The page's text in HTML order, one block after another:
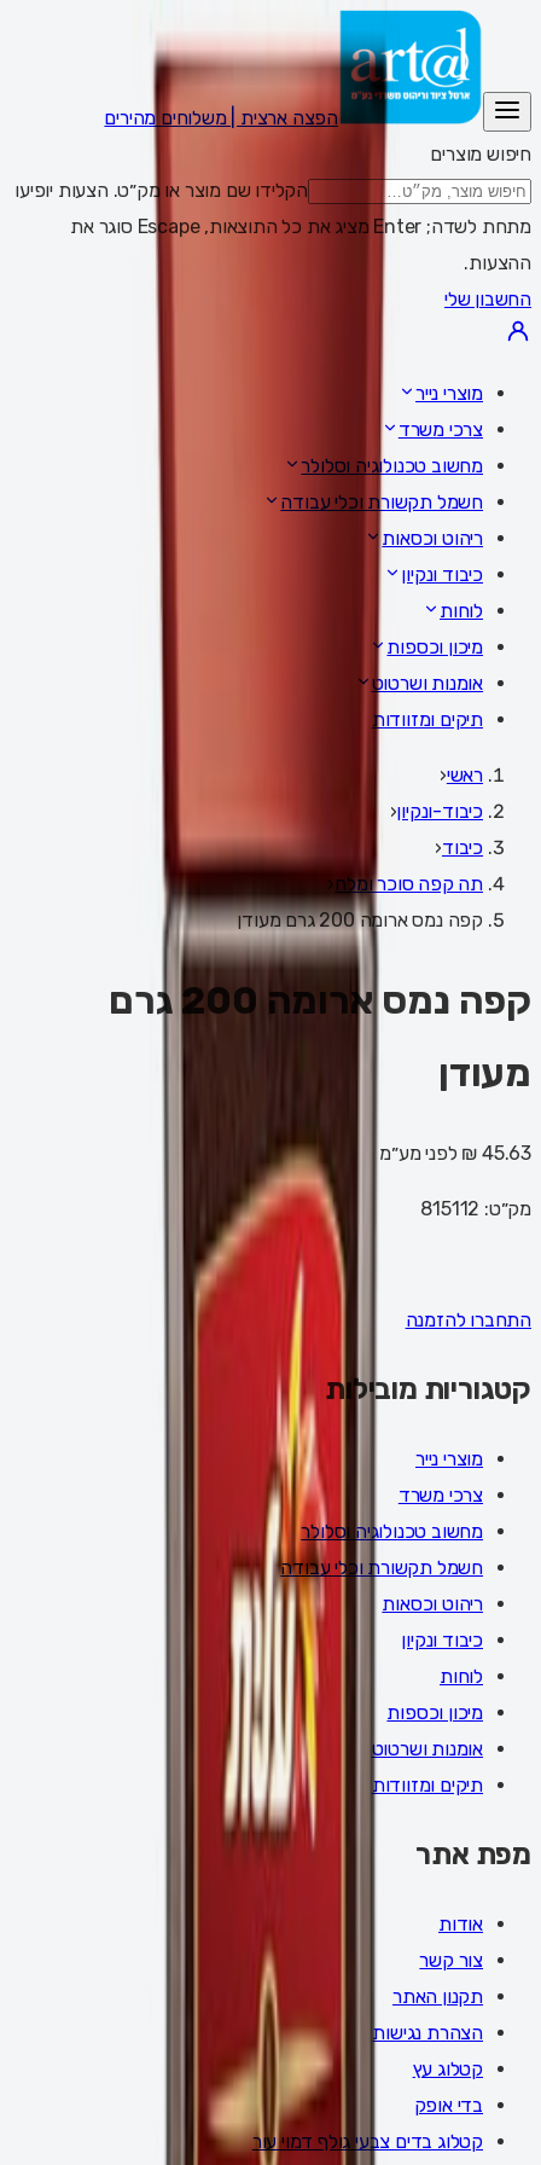
הפצה ארצית | משלוחים מהירים
חיפוש מוצרים
הקלידו שם מוצר או מק״ט. הצעות יופיעו
מתחת לשדה; Enter מציג את כל התוצאות, Escape סוגר את
ההצעות.
החשבון שלי
מוצרי נייר
צרכי משרד
מחשוב טכנולוגיה וסלולר
חשמל תקשורת וכלי עבודה
ריהוט וכסאות
כיבוד ונקיון
לוחות
מיכון וכספות
אומנות ושרטוט
תיקים ומזוודות
ראשי‹
כיבוד-ונקיון‹
כיבוד‹
תה קפה סוכר ומלח‹
קפה נמס ארומה 200 גרם מעודן
קפה נמס ארומה 200 גרם
מעודן
45.63 ₪ לפני מע״מ
מק״ט: 815112
התחברו להזמנה
קטגוריות מובילות
מוצרי נייר
צרכי משרד
מחשוב טכנולוגיה וסלולר
חשמל תקשורת וכלי עבודה
ריהוט וכסאות
כיבוד ונקיון
לוחות
מיכון וכספות
אומנות ושרטוט
תיקים ומזוודות
מפת אתר
אודות
צור קשר
תקנון האתר
הצהרת נגישות
קטלוג עץ
בדי אופק
קטלוג בדים צבעי גולף דמוי עור